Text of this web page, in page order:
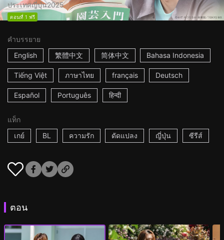
ประเทศญี่ปุ่น2025
ตอนที่ 1 ฟรี
คำบรรยาย
English
繁體中文 简体中文 Bahasa Indonesia
Tiếng Việt ภาษาไทย français Deutsch
Español Português हिन्दी
แท็ก
เกย์
BL ความรัก ดัดแปลง ญี่ปุ่น ซีรีส์
ตอน